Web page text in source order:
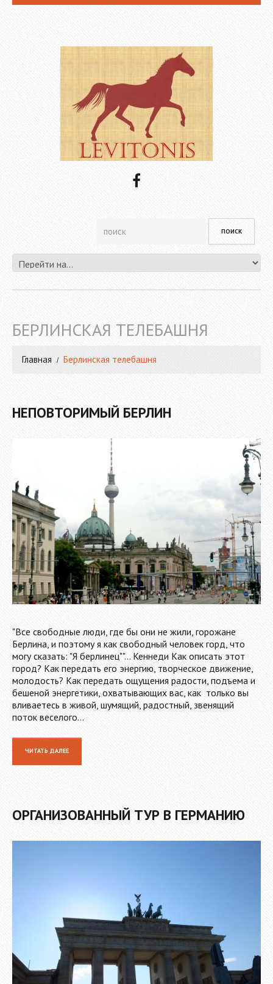
БЕРЛИНСКАЯ ТЕЛЕБАШНЯ
Главная Берлинская телебашня
НЕПОВТОРИМЫЙ БЕРЛИН
"Все свободные люди, где бы они не жили, горожане
Берлина, и поэтому я как свободный человек горд, что
могу сказать: "Я берлинец""... Кеннеди Как описать этот
город? Как передать его энергию, творческое движение,
молодость? Как передать ощущения радости, подъема и
бешеной энергетики, охватывающих вас, как только вы
вливаетесь в живой, шумящий, радостный, звенящий
поток веселого…
ЧИТАТЬ ДАЛЕЕ
ОРГАНИЗОВАННЫЙ ТУР В ГЕРМАНИЮ